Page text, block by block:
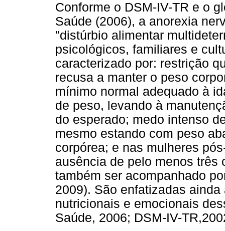
Conforme o DSM-IV-TR e o
Saúde (2006), a anorexia
"distúrbio alimentar
psicológicos, familiares e
caracterizado por: restrição
recusa a manter o peso
mínimo normal adequado à
de peso, levando à
do esperado; medo intenso
mesmo estando com peso
corpórea; e nas mulheres
ausência de pelo menos três
também ser acompanhado
2009). São enfatizadas
nutricionais e emocionais
Saúde, 2006; DSM-IV-